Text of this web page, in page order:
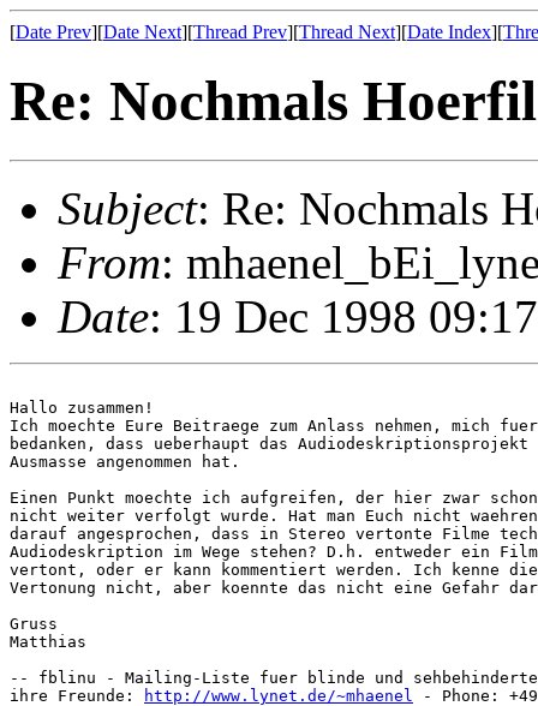
[Date Prev][Date Next][Thread Prev][Thread Next][Date Index][
Re: Nochmals
Subject: Re: Nochmals
From:
Date: 19 Dec 1998
Hallo zusammen!
Ich moechte Eure Beitraege zum Anlass nehmen, mich
bedanken, dass ueberhaupt das
Ausmasse angenommen hat.
Einen Punkt moechte ich aufgreifen, der hier zwar
nicht weiter verfolgt wurde. Hat man Euch nicht
darauf angesprochen, dass in Stereo vertonte Filme
Audiodeskription im Wege stehen? D.h. entweder ein
vertont, oder er kann kommentiert werden. Ich kenne
Vertonung nicht, aber koennte das nicht eine Gefahr
Gruss
Matthias
-- fblinu - Mailing-Liste fuer blinde und
ihre Freunde:
http://www.lynet.de/~mhaenel - Phone: